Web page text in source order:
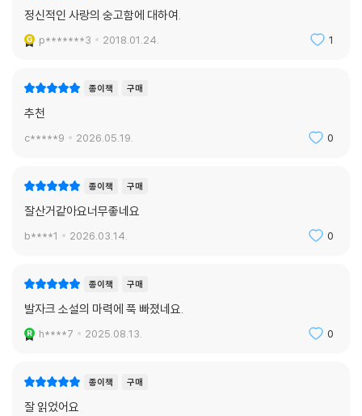
정신적인 사랑의 숭고함에 대하여.
p*******3 2018.01.24. 1
종이책 구매
추천
c*****9 2026.05.19. 0
종이책 구매
잘산거같아요너무좋네요
b****1 2026.03.14. 0
종이책 구매
발자크 소설의 마력에 푹 빠졌네요.
h****7 2025.08.13. 0
종이책 구매
잘 읽었어요